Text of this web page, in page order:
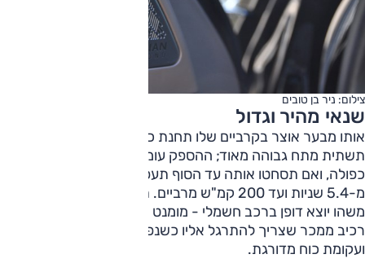
צילום: ניר בן טובים
שנאי מהיר וגדול
אותו מבער אוצר בקרביים שלו תחנת כוח של עיירה קטנה עם
מ-5.4 שניות ועד 200 קמ"ש מרביים. תאוצה, נזכיר, היא לא
משהו יוצא דופן ברכב חשמלי - מומנט מרבי מהקרקעית הוא
רכיב ממכר שצריך להתרגל אליו כשנפרדים ממנועי בעירה
ועקומת כוח מדורגת.